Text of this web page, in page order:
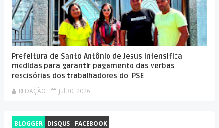
Prefeitura de Santo Antônio de Jesus intensifica
medidas para garantir pagamento das verbas
rescisórias dos trabalhadores do IPSE
REDAÇÃO Jul 30, 2026
BLOGGER DISQUS FACEBOOK